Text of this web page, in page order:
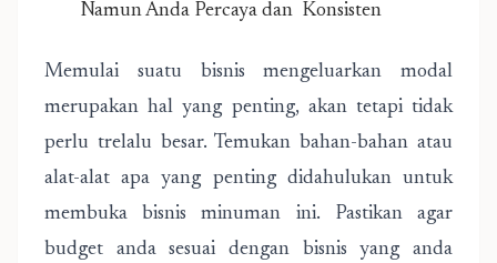
Namun Anda Percaya dan Konsisten
Memulai suatu bisnis mengeluarkan modal
merupakan hal yang penting, akan tetapi tidak
perlu trelalu besar. Temukan bahan-bahan atau
alat-alat apa yang penting didahulukan untuk
membuka bisnis minuman ini. Pastikan agar
budget anda sesuai dengan bisnis yang anda